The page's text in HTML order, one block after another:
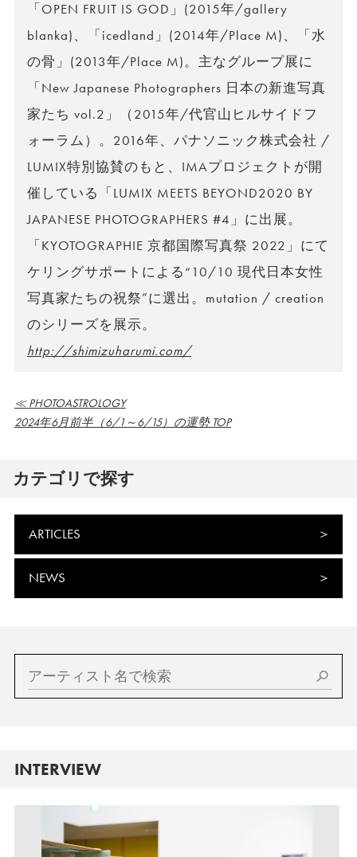
「OPEN FRUIT IS GOD」(2015年/gallery
blanka)、「icedland」(2014年/Place M)、「水
の骨」(2013年/Place M)。主なグループ展に
「New Japanese Photographers 日本の新進写真
家たち vol.2」（2015年/代官山ヒルサイドフ
ォーラム）。2016年、パナソニック株式会社 /
LUMIX特別協賛のもと、IMAプロジェクトが開
催している「LUMIX MEETS BEYOND2020 BY
JAPANESE PHOTOGRAPHERS #4」に出展。
「KYOTOGRAPHIE 京都国際写真祭 2022」にて
ケリングサポートによる“10/10 現代日本女性
写真家たちの祝祭”に選出。mutation / creation
のシリーズを展示。
http://shimizuharumi.com/
≪ PHOTOASTROLOGY
2024年6月前半（6/1～6/15）の運勢 TOP
カテゴリで探す
ARTICLES
NEWS
INTERVIEW